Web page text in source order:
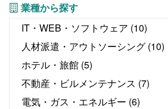
業種から探す
IT・WEB・ソフトウェア (10)
人材派遣・アウトソーシング (10)
ホテル・旅館 (5)
不動産・ビルメンテナンス (7)
電気・ガス・エネルギー (6)